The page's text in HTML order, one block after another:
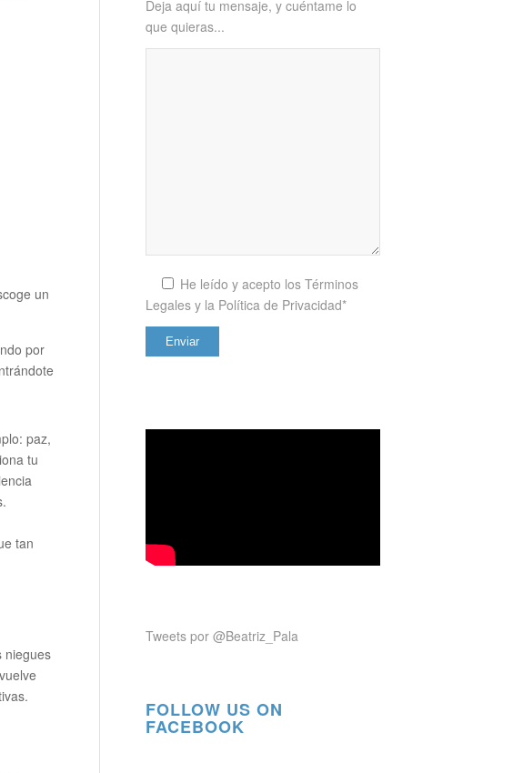
un
por
paz,
tu
tan
niegues
Deja aquí tu mensaje, y cuéntame lo
que quieras...
He leído y acepto los Términos
Legales y la Política de Privacidad*
Tweets por @Beatriz_Pala
FOLLOW US ON
FACEBOOK